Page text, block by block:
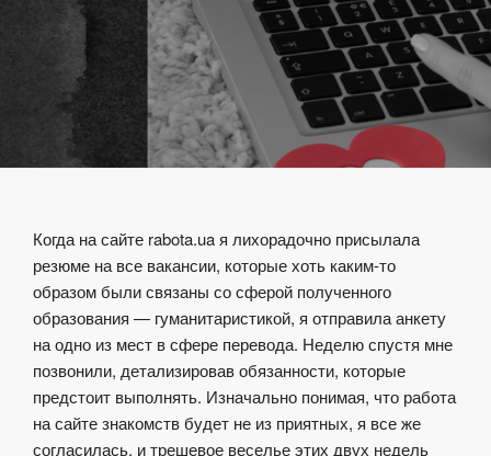
Когда на сайте rabota.ua я лихорадочно присылала
резюме на все вакансии, которые хоть каким-то
образом были связаны со сферой полученного
образования — гуманитаристикой, я отправила анкету
на одно из мест в сфере перевода. Неделю спустя мне
позвонили, детализировав обязанности, которые
предстоит выполнять. Изначально понимая, что работа
на сайте знакомств будет не из приятных, я все же
согласилась, и трешевое веселье этих двух недель